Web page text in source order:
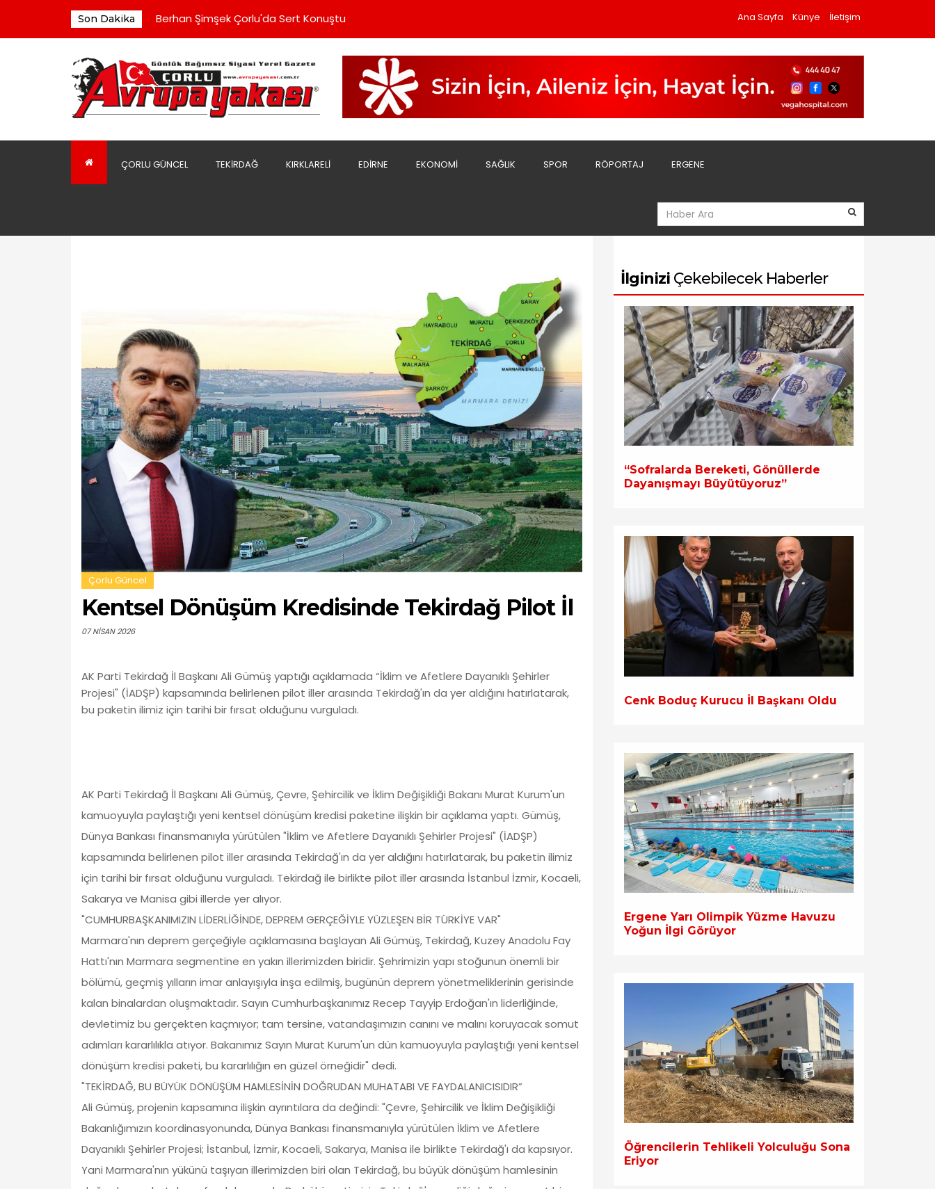
Son Dakika
Berhan Şimşek Çorlu'da Sert Konuştu
Kaldırımın Kirli Görüntüsü Tepki Çekiyor
Çorluspor 1947 Yönetimi Toplu Olarak Görevi Bıraktı
Ergene Yarı Olimpik Yüzme Havuzu Yoğun İlgi Görüyor
Berhan Şimşek Çorlu'da Sert Konuştu
Ana Sayfa Künye İletişim
ÇORLU GÜNCEL TEKIRDAĞ KIRKLARELI EDIRNE EKONOMI SAĞLIK SPOR RÖPORTAJ ERGENE
Çorlu Güncel
Kentsel Dönüşüm Kredisinde Tekirdağ Pilot İl
07 NISAN 2026
AK Parti Tekirdağ İl Başkanı Ali Gümüş yaptığı açıklamada “İklim ve Afetlere Dayanıklı Şehirler
Projesi" (İADŞP) kapsamında belirlenen pilot iller arasında Tekirdağ'ın da yer aldığını hatırlatarak,
bu paketin ilimiz için tarihi bir fırsat olduğunu vurguladı.
AK Parti Tekirdağ İl Başkanı Ali Gümüş, Çevre, Şehircilik ve İklim Değişikliği Bakanı Murat Kurum'un
kamuoyuyla paylaştığı yeni kentsel dönüşüm kredisi paketine ilişkin bir açıklama yaptı. Gümüş,
Dünya Bankası finansmanıyla yürütülen "İklim ve Afetlere Dayanıklı Şehirler Projesi" (İADŞP)
kapsamında belirlenen pilot iller arasında Tekirdağ'ın da yer aldığını hatırlatarak, bu paketin ilimiz
için tarihi bir fırsat olduğunu vurguladı. Tekirdağ ile birlikte pilot iller arasında İstanbul İzmir, Kocaeli,
Sakarya ve Manisa gibi illerde yer alıyor.
"CUMHURBAŞKANIMIZIN LİDERLİĞİNDE, DEPREM GERÇEĞİYLE YÜZLEŞEN BİR TÜRKİYE VAR"
Marmara'nın deprem gerçeğiyle açıklamasına başlayan Ali Gümüş, Tekirdağ, Kuzey Anadolu Fay
Hattı'nın Marmara segmentine en yakın illerimizden biridir. Şehrimizin yapı stoğunun önemli bir
bölümü, geçmiş yılların imar anlayışıyla inşa edilmiş, bugünün deprem yönetmeliklerinin gerisinde
kalan binalardan oluşmaktadır. Sayın Cumhurbaşkanımız Recep Tayyip Erdoğan'ın liderliğinde,
devletimiz bu gerçekten kaçmıyor; tam tersine, vatandaşımızın canını ve malını koruyacak somut
adımları kararlılıkla atıyor. Bakanımız Sayın Murat Kurum'un dün kamuoyuyla paylaştığı yeni kentsel
dönüşüm kredisi paketi, bu kararlılığın en güzel örneğidir" dedi.
"TEKİRDAĞ, BU BÜYÜK DÖNÜŞÜM HAMLESİNİN DOĞRUDAN MUHATABI VE FAYDALANICISIDIR”
Ali Gümüş, projenin kapsamına ilişkin ayrıntılara da değindi: "Çevre, Şehircilik ve İklim Değişikliği
Bakanlığımızın koordinasyonunda, Dünya Bankası finansmanıyla yürütülen İklim ve Afetlere
Dayanıklı Şehirler Projesi; İstanbul, İzmir, Kocaeli, Sakarya, Manisa ile birlikte Tekirdağ'ı da kapsıyor.
Yani Marmara'nın yükünü taşıyan illerimizden biri olan Tekirdağ, bu büyük dönüşüm hamlesinin
İlginizi Çekebilecek Haberler
“Sofralarda Bereketi, Gönüllerde
Dayanışmayı Büyütüyoruz”
Cenk Boduç Kurucu İl Başkanı Oldu
Ergene Yarı Olimpik Yüzme Havuzu
Yoğun İlgi Görüyor
Öğrencilerin Tehlikeli Yolculuğu Sona
Eriyor